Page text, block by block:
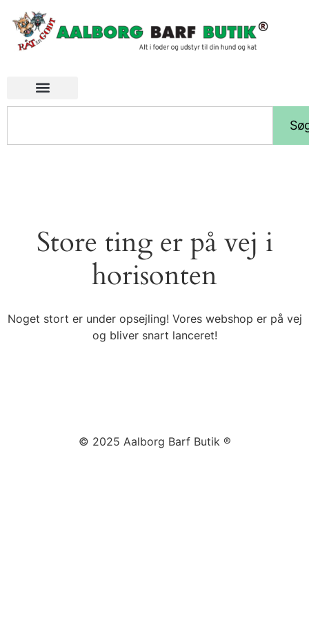
Store ting er på vej i
horisonten
Noget stort er under opsejling! Vores webshop er på vej
og bliver snart lanceret!
© 2025 Aalborg Barf Butik ®